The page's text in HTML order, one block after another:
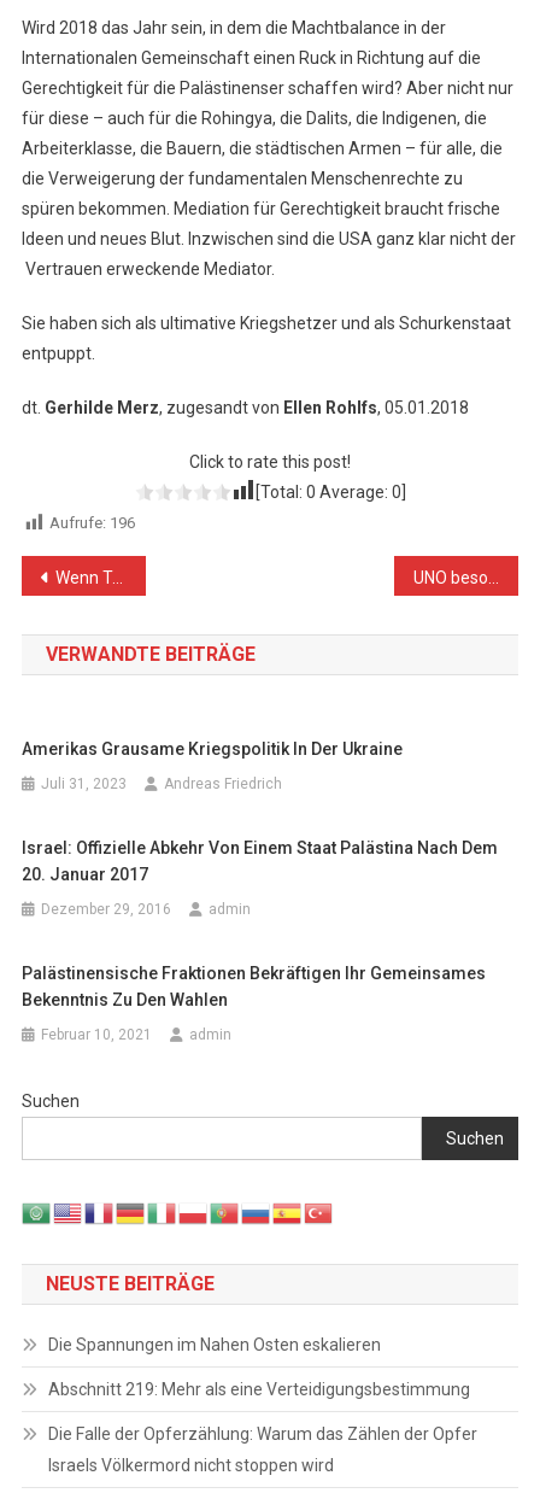
Wird 2018 das Jahr sein, in dem die Machtbalance in der
Internationalen Gemeinschaft einen Ruck in Richtung auf die
Gerechtigkeit für die Palästinenser schaffen wird? Aber nicht nur
für diese – auch für die Rohingya, die Dalits, die Indigenen, die
Arbeiterklasse, die Bauern, die städtischen Armen – für alle, die
die Verweigerung der fundamentalen Menschenrechte zu
spüren bekommen. Mediation für Gerechtigkeit braucht frische
Ideen und neues Blut. Inzwischen sind die USA ganz klar nicht der
Vertrauen erweckende Mediator.
Sie haben sich als ultimative Kriegshetzer und als Schurkenstaat
entpuppt.
dt. Gerhilde Merz, zugesandt von Ellen Rohlfs, 05.01.2018
Click to rate this post!
[Total: 0 Average: 0
Aufrufe: 196
Beitragsnavigation
Wenn Trump die Hilfe für die Palästinenser einstellt, muss Israel den Preis zahlen UNO besorgt über anhaltende israelische Gewalt gegen Palästinenser
VERWANDTE BEITRÄGE
Amerikas Grausame Kriegspolitik In Der Ukraine
Juli 31, 2023 Andreas Friedrich
Israel: Offizielle Abkehr Von Einem Staat Palästina Nach Dem
20. Januar 2017
Dezember 29, 2016 admin
Palästinensische Fraktionen Bekräftigen Ihr Gemeinsames
Bekenntnis Zu Den Wahlen
Februar 10, 2021 admin
Suchen
Suchen
NEUSTE BEITRÄGE
Die Spannungen im Nahen Osten eskalieren
Abschnitt 219: Mehr als eine Verteidigungsbestimmung
Die Falle der Opferzählung: Warum das Zählen der Opfer
Israels Völkermord nicht stoppen wird